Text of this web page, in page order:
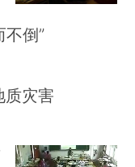
不倒”
质灾害